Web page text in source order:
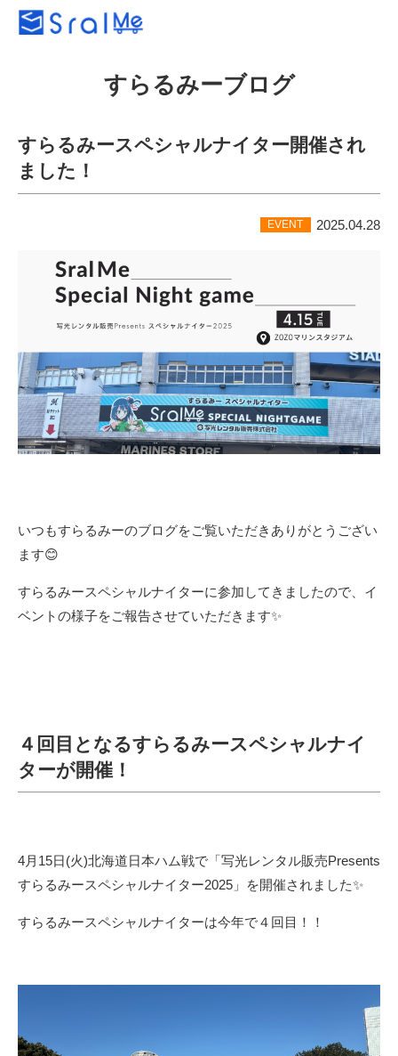
すらるみーブログ
すらるみースペシャルナイター開催され
ました！
EVENT 2025.04.28
いつもすらるみーのブログをご覧いただきありがとうござい
ます😊
すらるみースペシャルナイターに参加してきましたので、イ
ベントの様子をご報告させていただきます✨
４回目となるすらるみースペシャルナイ
ターが開催！
4月15日(火)北海道日本ハム戦で「写光レンタル販売Presents
すらるみースペシャルナイター2025」を開催されました✨
すらるみースペシャルナイターは今年で４回目！！